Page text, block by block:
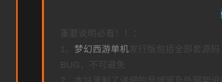
重要说明必看！！：
1、 梦幻西游单机 发行版包括全部套源
BUG，不可避免